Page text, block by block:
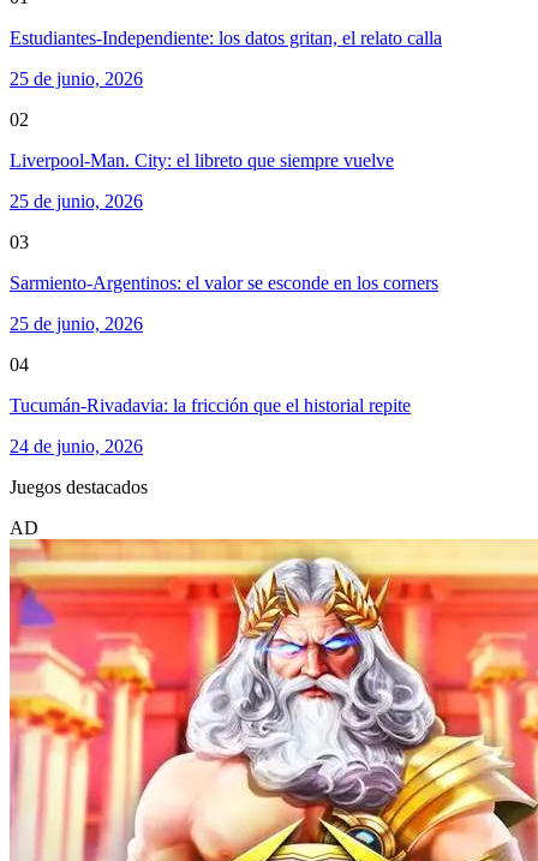
Estudiantes-Independiente: los datos gritan, el relato calla
25 de junio, 2026
02
Liverpool-Man. City: el libreto que siempre vuelve
25 de junio, 2026
03
Sarmiento-Argentinos: el valor se esconde en los corners
25 de junio, 2026
04
Tucumán-Rivadavia: la fricción que el historial repite
24 de junio, 2026
Juegos destacados
AD